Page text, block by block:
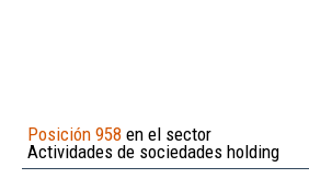
Posición 958 en el sector
Actividades de sociedades holding